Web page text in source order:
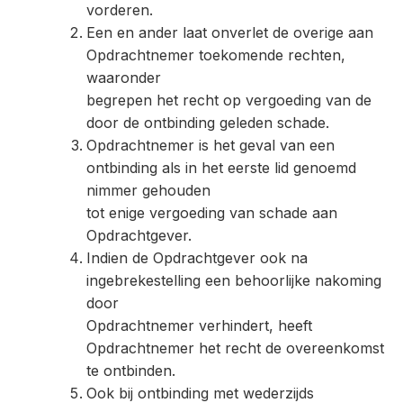
vorderen.
Een en ander laat onverlet de overige aan
Opdrachtnemer toekomende rechten,
waaronder
begrepen het recht op vergoeding van de
door de ontbinding geleden schade.
Opdrachtnemer is het geval van een
ontbinding als in het eerste lid genoemd
nimmer gehouden
tot enige vergoeding van schade aan
Opdrachtgever.
Indien de Opdrachtgever ook na
ingebrekestelling een behoorlijke nakoming
door
Opdrachtnemer verhindert, heeft
Opdrachtnemer het recht de overeenkomst
te ontbinden.
Ook bij ontbinding met wederzijds